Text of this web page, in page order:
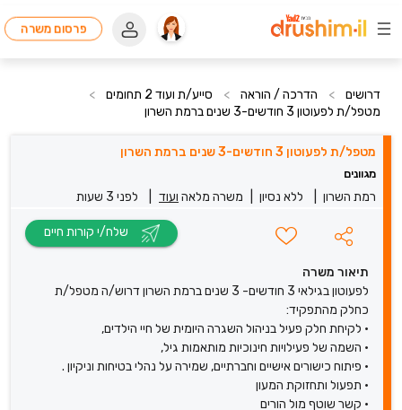
פרסום משרה
דרושים > הדרכה / הוראה > סייע/ת ועוד 2 תחומים
>
מטפל/ת לפעוטון 3 חודשים-3 שנים ברמת השרון
מטפל/ת לפעוטון 3 חודשים-3 שנים ברמת השרון
מגוונים
רמת השרון ללא נסיון משרה מלאה ועוד לפני 3 שעות
תיאור משרה
לפעוטון בגילאי 3 חודשים- 3 שנים ברמת השרון דרוש/ה מטפל/ת
כחלק מהתפקיד:
• לקיחת חלק פעיל בניהול השגרה היומית של חיי הילדים,
• השמה של פעילויות חינוכיות מותאמות גיל,
• פיתוח כישורים אישיים וחברתיים, שמירה על נהלי בטיחות וניקיון .
• תפעול ותחזוקת המעון
• קשר שוטף מול הורים